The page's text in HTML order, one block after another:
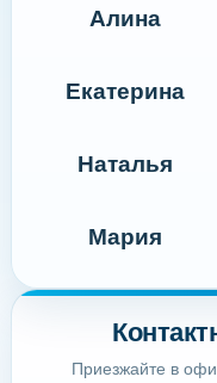
Приезжайте в
Алина
Екатерина
Наталья
Мария